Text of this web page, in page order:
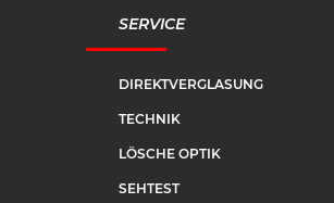
SERVICE
DIREKTVERGLASUNG
TECHNIK
LÖSCHE OPTIK
SEHTEST